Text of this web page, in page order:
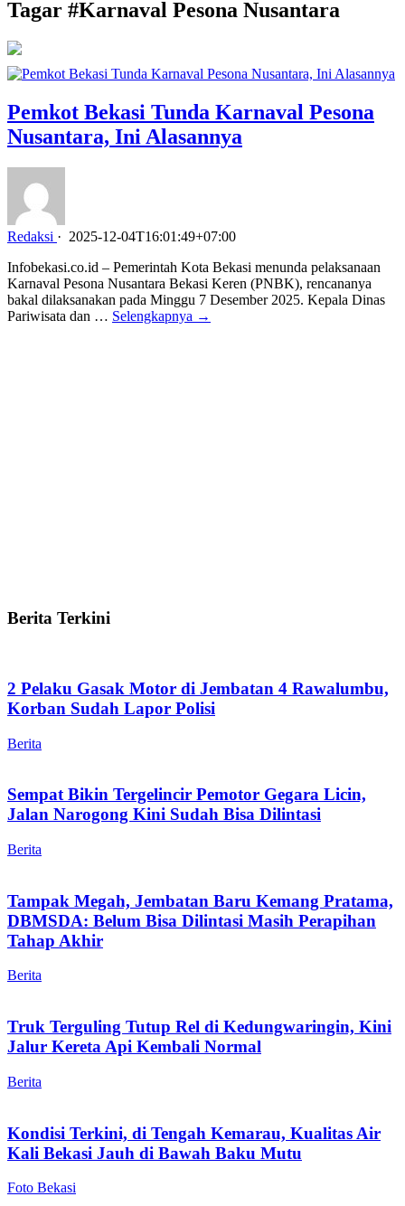
Tagar #Karnaval Pesona Nusantara
Pemkot Bekasi Tunda Karnaval Pesona
Nusantara, Ini Alasannya
Redaksi · 2025-12-04T16:01:49+07:00
Infobekasi.co.id – Pemerintah Kota Bekasi menunda pelaksanaan
Karnaval Pesona Nusantara Bekasi Keren (PNBK), rencananya
bakal dilaksanakan pada Minggu 7 Desember 2025. Kepala Dinas
Pariwisata dan … Selengkapnya →
Berita Terkini
2 Pelaku Gasak Motor di Jembatan 4 Rawalumbu,
Korban Sudah Lapor Polisi
Berita
Sempat Bikin Tergelincir Pemotor Gegara Licin,
Jalan Narogong Kini Sudah Bisa Dilintasi
Berita
Tampak Megah, Jembatan Baru Kemang Pratama,
DBMSDA: Belum Bisa Dilintasi Masih Perapihan
Tahap Akhir
Berita
Truk Terguling Tutup Rel di Kedungwaringin, Kini
Jalur Kereta Api Kembali Normal
Berita
Kondisi Terkini, di Tengah Kemarau, Kualitas Air
Kali Bekasi Jauh di Bawah Baku Mutu
Foto Bekasi